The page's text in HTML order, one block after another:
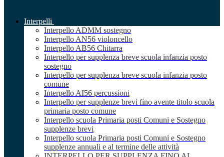
Interpelli
Interpello ADMM sostegno
Interpello AN56 violoncello
Interpello AB56 Chitarra
Interpello per supplenza breve scuola infanzia posto
sostegno
Interpello per supplenza breve scuola infanzia posto
comune
Interpello AI56 percussioni
Interpello per supplenze brevi fino avente titolo scuola
primaria posto comune
Interpello scuola Primaria posti Comuni e Sostegno
supplenze brevi
Interpello scuola Primaria posti Comuni e Sostegno
supplenze annuali e al termine delle attività